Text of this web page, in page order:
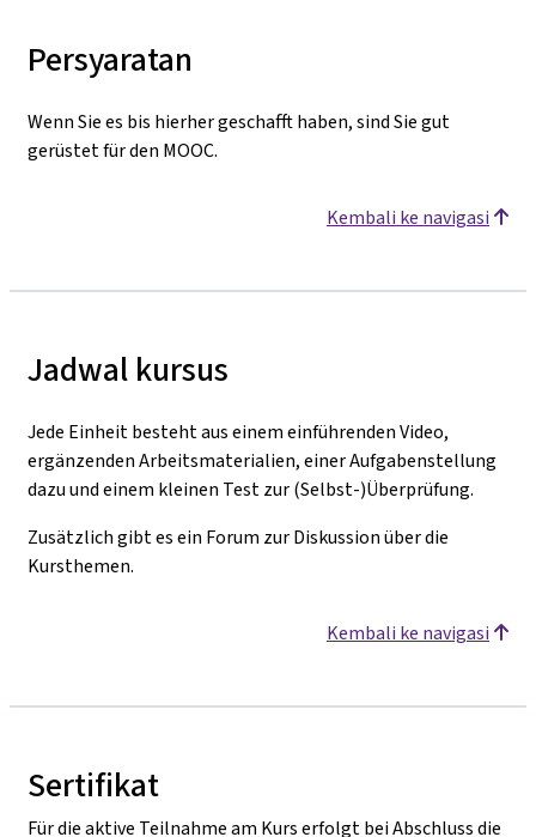
Persyaratan
Wenn Sie es bis hierher geschafft haben, sind Sie gut
gerüstet für den MOOC.
Kembali ke navigasi
Jadwal kursus
Jede Einheit besteht aus einem einführenden Video,
ergänzenden Arbeitsmaterialien, einer Aufgabenstellung
dazu und einem kleinen Test zur (Selbst-)Überprüfung.
Zusätzlich gibt es ein Forum zur Diskussion über die
Kursthemen.
Kembali ke navigasi
Sertifikat
Für die aktive Teilnahme am Kurs erfolgt bei Abschluss die